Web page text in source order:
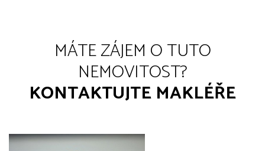
MÁTE ZÁJEM O TUTO
NEMOVITOST?
KONTAKTUJTE MAKLÉŘE